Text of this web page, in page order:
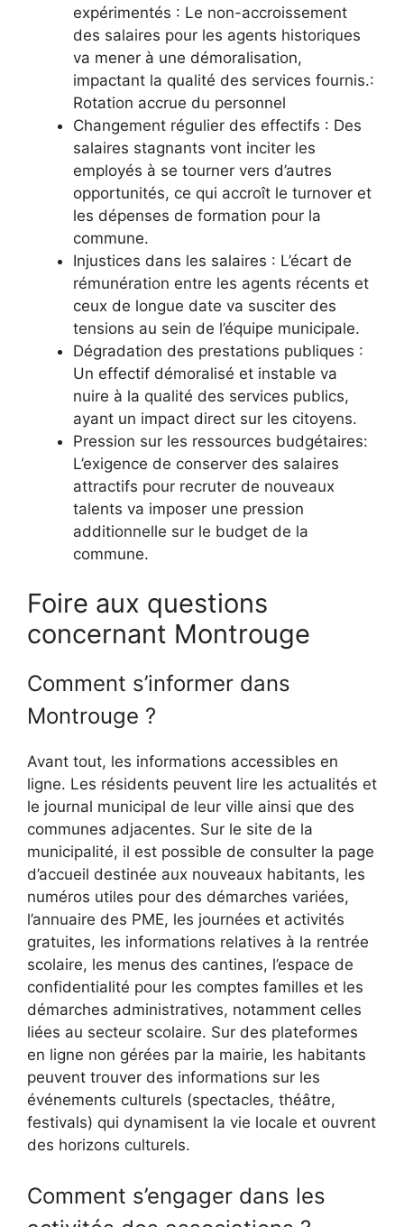
expérimentés : Le non-accroissement
des salaires pour les agents historiques
va mener à une démoralisation,
impactant la qualité des services fournis.:
Rotation accrue du personnel
Changement régulier des effectifs : Des
salaires stagnants vont inciter les
employés à se tourner vers d’autres
opportunités, ce qui accroît le turnover et
les dépenses de formation pour la
commune.
Injustices dans les salaires : L’écart de
rémunération entre les agents récents et
ceux de longue date va susciter des
tensions au sein de l’équipe municipale.
Dégradation des prestations publiques :
Un effectif démoralisé et instable va
nuire à la qualité des services publics,
ayant un impact direct sur les citoyens.
Pression sur les ressources budgétaires:
L’exigence de conserver des salaires
attractifs pour recruter de nouveaux
talents va imposer une pression
additionnelle sur le budget de la
commune.
Foire aux questions
concernant Montrouge
Comment s’informer dans
Montrouge ?
Avant tout, les informations accessibles en
ligne. Les résidents peuvent lire les actualités et
le journal municipal de leur ville ainsi que des
communes adjacentes. Sur le site de la
municipalité, il est possible de consulter la page
d’accueil destinée aux nouveaux habitants, les
numéros utiles pour des démarches variées,
l’annuaire des PME, les journées et activités
gratuites, les informations relatives à la rentrée
scolaire, les menus des cantines, l’espace de
confidentialité pour les comptes familles et les
démarches administratives, notamment celles
liées au secteur scolaire. Sur des plateformes
en ligne non gérées par la mairie, les habitants
peuvent trouver des informations sur les
événements culturels (spectacles, théâtre,
festivals) qui dynamisent la vie locale et ouvrent
des horizons culturels.
Comment s’engager dans les